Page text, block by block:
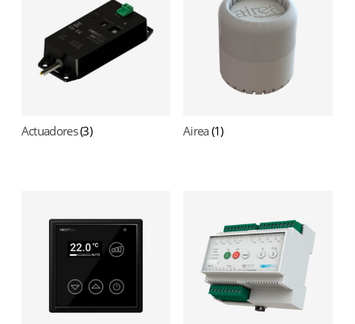
Actuadores(3) Airea(1)